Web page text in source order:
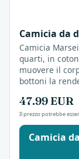
Camicia da
Camicia
quarti, in
muovere il
bottoni la
semplice.
47.99 EUR
Il prezzo potrebbe
Camicia